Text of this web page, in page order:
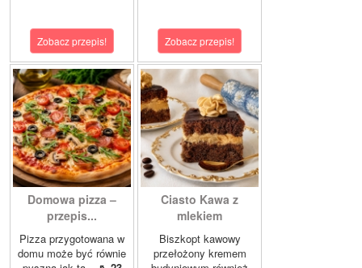
Zobacz przepis! Zobacz przepis!
Domowa pizza –
przepis...
Pizza przygotowana w
domu może być równie
Ciasto Kawa z
mlekiem
Biszkopt kawowy
przełożony kremem